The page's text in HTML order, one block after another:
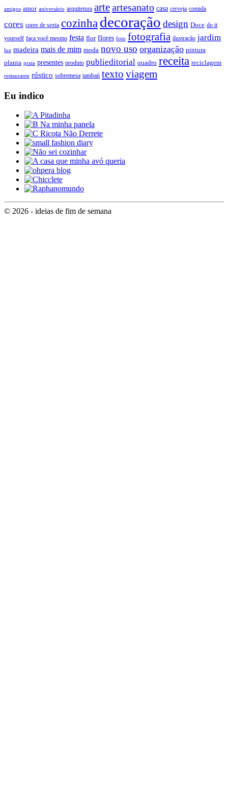
amigos amor aniversário arquitetura arteartesanato casa cerveja comida
cores cores de sexta cozinha decoração design Doce do it
yourself faça você mesmo festa flor flores foto fotografia ilustração jardim
luz madeira mais de mim moda novo uso organização pintura
planta praia presentes produto publieditorial quadro receita reciclagem
restaurante rústico sobremesa tambaú texto viagem
Eu indico
© 2026 - ideias de fim de semana